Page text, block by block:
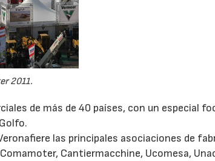
2011.
de más de 40 países, con un especial
las principales asociaciones de
Cantiermacchine, Ucomesa,